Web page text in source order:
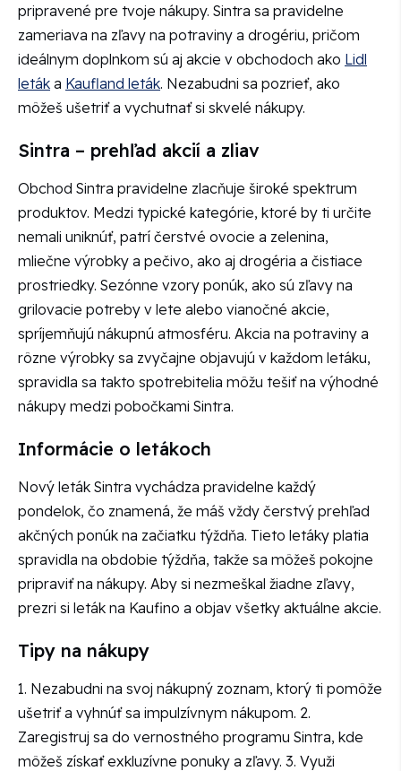
pripravené pre tvoje nákupy. Sintra sa pravidelne
zameriava na zľavy na potraviny a drogériu, pričom
ideálnym doplnkom sú aj akcie v obchodoch ako Lidl
leták a Kaufland leták. Nezabudni sa pozrieť, ako
môžeš ušetriť a vychutnať si skvelé nákupy.
Sintra – prehľad akcií a zliav
Obchod Sintra pravidelne zlacňuje široké spektrum
produktov. Medzi typické kategórie, ktoré by ti určite
nemali uniknúť, patrí čerstvé ovocie a zelenina,
mliečne výrobky a pečivo, ako aj drogéria a čistiace
prostriedky. Sezónne vzory ponúk, ako sú zľavy na
grilovacie potreby v lete alebo vianočné akcie,
spríjemňujú nákupnú atmosféru. Akcia na potraviny a
rôzne výrobky sa zvyčajne objavujú v každom letáku,
spravidla sa takto spotrebitelia môžu tešiť na výhodné
nákupy medzi pobočkami Sintra.
Informácie o letákoch
Nový leták Sintra vychádza pravidelne každý
pondelok, čo znamená, že máš vždy čerstvý prehľad
akčných ponúk na začiatku týždňa. Tieto letáky platia
spravidla na obdobie týždňa, takže sa môžeš pokojne
pripraviť na nákupy. Aby si nezmeškal žiadne zľavy,
prezri si leták na Kaufino a objav všetky aktuálne akcie.
Tipy na nákupy
1. Nezabudni na svoj nákupný zoznam, ktorý ti pomôže
ušetriť a vyhnúť sa impulzívnym nákupom. 2.
Zaregistruj sa do vernostného programu Sintra, kde
môžeš získať exkluzívne ponuky a zľavy. 3. Využi